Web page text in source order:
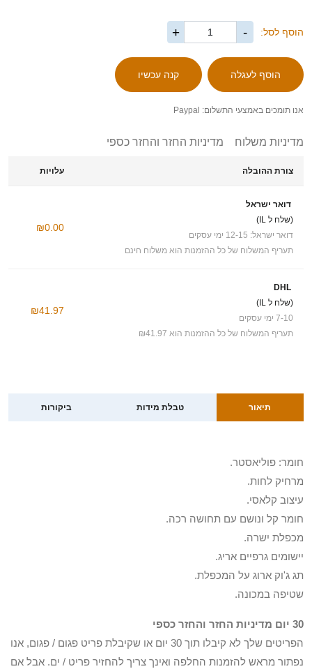
הוסף לסל: -
+
אנו תומכים באמצעי התשלום: Paypal
מדיניות משלוח מדיניות החזר והחזר כספי
צורת ההובלה עלויות
דואר ישראל
(שלח ל IL)
דואר ישראל: 12-15 ימי עסקים
תעריף המשלוח של כל ההזמנות הוא משלוח חינם
₪0.00
DHL
(שלח ל IL)
7-10 ימי עסקים
תעריף המשלוח של כל ההזמנות הוא ₪41.97
₪41.97
תיאור טבלת מידות ביקורות
חומר: פוליאסטר.
מרחיק לחות.
עיצוב קלאסי.
חומר קל ונושם עם תחושה רכה.
מכפלת ישרה.
יישומים גרפיים אריג.
תג ג'וק ארוג על המכפלת.
שטיפה במכונה.
30 יום מדיניות החזר והחזר כספי
הפריטים שלך לא קיבלו תוך 30 יום או שקיבלת פריט פגום / פגום, אנו
נפתור מראש להזמנות החלפה ואינך צריך להחזיר פריט / ים. אבל אם